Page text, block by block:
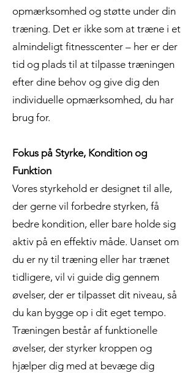
opmærksomhed og støtte under din
træning. Det er ikke som at træne i et
almindeligt fitnesscenter – her er der
tid og plads til at tilpasse træningen
efter dine behov og give dig den
individuelle opmærksomhed, du har
brug for.
Fokus på Styrke, Kondition og
Funktion
Vores styrkehold er designet til alle,
der gerne vil forbedre styrken, få
bedre kondition, eller bare holde sig
aktiv på en effektiv måde. Uanset om
du er ny til træning eller har trænet
tidligere, vil vi guide dig gennem
øvelser, der er tilpasset dit niveau, så
du kan bygge op i dit eget tempo.
Træningen består af funktionelle
øvelser, der styrker kroppen og
hjælper dig med at bevæge dig